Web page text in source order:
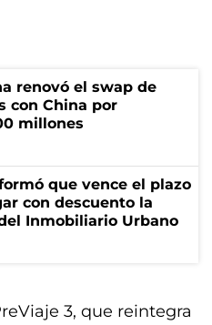
renovó el swap de
con China por
millones
que vence el plazo
con descuento la
Inmobiliario Urbano
3, que reintegra